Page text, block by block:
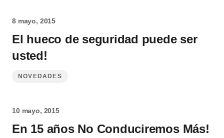
8 mayo, 2015
El hueco de seguridad puede ser
usted!
NOVEDADES
10 mayo, 2015
En 15 años No Conduciremos Más!